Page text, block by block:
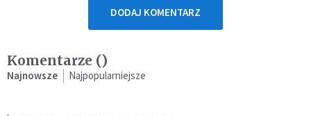
DODAJ KOMENTARZ
Komentarze ()
Najnowsze Najpopularniejsze